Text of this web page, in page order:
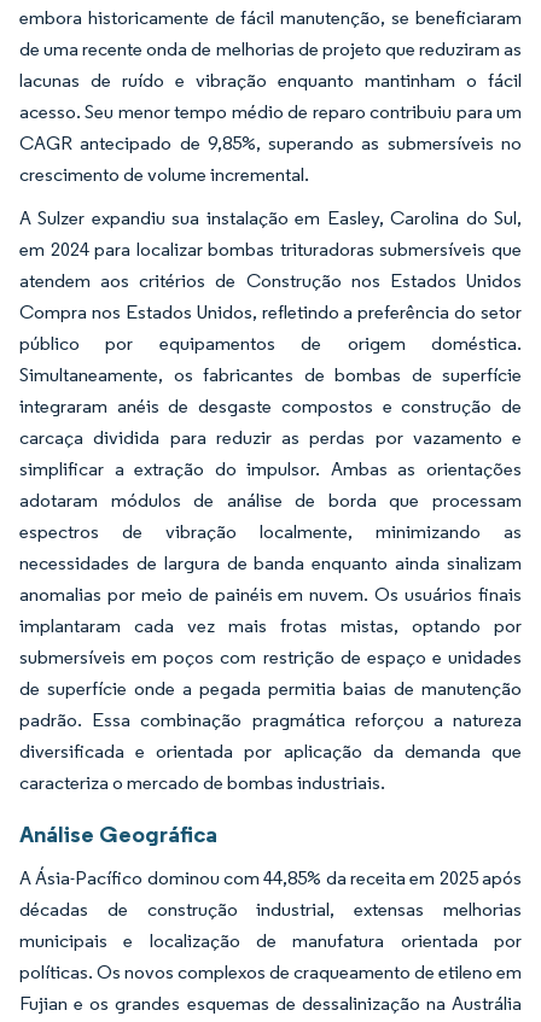
embora historicamente de fácil manutenção, se beneficiaram
de uma recente onda de melhorias de projeto que reduziram as
lacunas de ruído e vibração enquanto mantinham o fácil
acesso. Seu menor tempo médio de reparo contribuiu para um
CAGR antecipado de 9,85%, superando as submersíveis no
crescimento de volume incremental.
A Sulzer expandiu sua instalação em Easley, Carolina do Sul,
em 2024 para localizar bombas trituradoras submersíveis que
atendem aos critérios de Construção nos Estados Unidos
Compra nos Estados Unidos, refletindo a preferência do setor
público por equipamentos de origem doméstica.
Simultaneamente, os fabricantes de bombas de superfície
integraram anéis de desgaste compostos e construção de
carcaça dividida para reduzir as perdas por vazamento e
simplificar a extração do impulsor. Ambas as orientações
adotaram módulos de análise de borda que processam
espectros de vibração localmente, minimizando as
necessidades de largura de banda enquanto ainda sinalizam
anomalias por meio de painéis em nuvem. Os usuários finais
implantaram cada vez mais frotas mistas, optando por
submersíveis em poços com restrição de espaço e unidades
de superfície onde a pegada permitia baias de manutenção
padrão. Essa combinação pragmática reforçou a natureza
diversificada e orientada por aplicação da demanda que
caracteriza o mercado de bombas industriais.
Análise Geográfica
A Ásia-Pacífico dominou com 44,85% da receita em 2025 após
décadas de construção industrial, extensas melhorias
municipais e localização de manufatura orientada por
políticas. Os novos complexos de craqueamento de etileno em
Fujian e os grandes esquemas de dessalinização na Austrália